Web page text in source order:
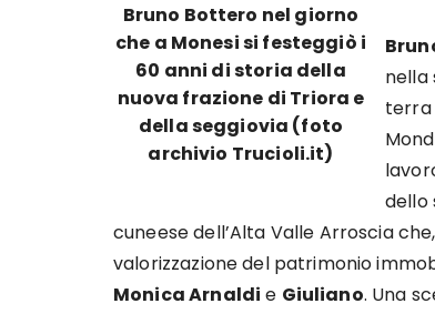
Bruno Bottero nel giorno
che a Monesi si festeggiò i
60 anni di storia della
nuova frazione di Triora e
della seggiovia (foto
archivio Trucioli.it)
nella
terra
dello
cuneese dell’Alta Valle Arroscia
valorizzazione del patrimonio
Monica Arnaldi e Giuliano. Una